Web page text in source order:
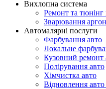
Вихлопна система
Ремонт та тюнінг
Зварювання
Автомалярні послуги
Фарбування авто
Локальне
Кузовний ремонт
Полірування авто
Хімчистка авто
Відновлення